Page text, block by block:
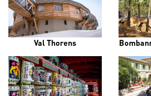
Val Thorens